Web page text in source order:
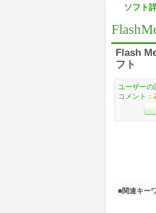
ソフト
Flash
フト
ユーザーの
コメント：
■関連キー